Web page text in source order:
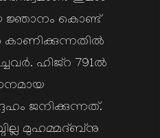
ജ്ഞാനം കൊണ്ട്
കാണിക്കുന്നതില്‍
ഹിജ്റ 791ല്‍
ജനിക്കുന്നത്.
മുഹമ്മദ്ബ്നു